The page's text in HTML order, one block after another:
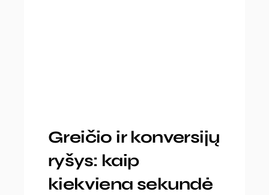
Greičio ir konversijų
ryšys: kaip
kiekviena sekundė